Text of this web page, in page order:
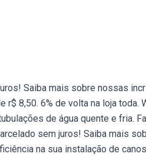
Saiba mais sobre nossas
8,50. 6% de volta na loja toda.
de água quente e fria.
sem juros! Saiba mais
na sua instalação de